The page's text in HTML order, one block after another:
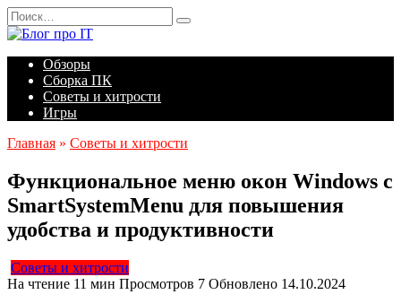
Перейти
к
содержанию
Search
for:
Обзоры
Сборка ПК
Советы и хитрости
Игры
Главная » Советы и хитрости
Функциональное меню окон Windows с
SmartSystemMenu для повышения
удобства и продуктивности
Советы и хитрости
На чтение 11 мин Просмотров 7 Обновлено 14.10.2024